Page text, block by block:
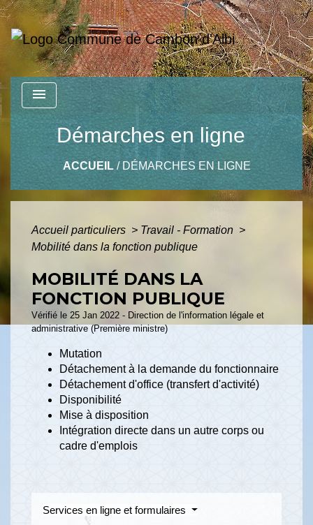
menu
Démarches en ligne
ACCUEIL/ DÉMARCHES EN LIGNE
Accueil particuliers > Travail - Formation >
Mobilité dans la fonction publique
MOBILITÉ DANS LA
FONCTION PUBLIQUE
Vérifié le 25 Jan 2022 - Direction de l'information légale et
administrative (Première ministre)
Mutation
Détachement à la demande du fonctionnaire
Détachement d'office (transfert d'activité)
Disponibilité
Mise à disposition
Intégration directe dans un autre corps ou
cadre d'emplois
Services en ligne et formulaires